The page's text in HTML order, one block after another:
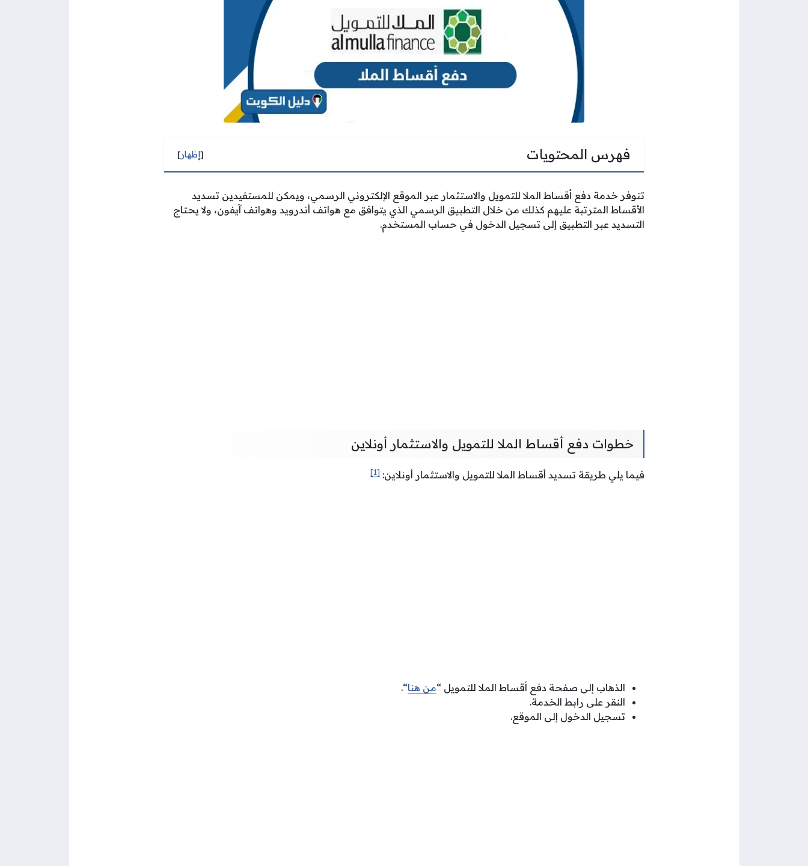
فهرس المحتويات [إظهار]
تتوفر خدمة دفع أقساط الملا للتمويل والاستثمار عبر الموقع الإلكتروني الرسمي، ويمكن للمستفيدين تسديد
الأقساط المترتبة عليهم كذلك من خلال التطبيق الرسمي الذي يتوافق مع هواتف أندرويد وهواتف آيفون، ولا يحتاج
التسديد عبر التطبيق إلى تسجيل الدخول في حساب المستخدم.
خطوات دفع أقساط الملا للتمويل والاستثمار أونلاين
فيما يلي طريقة تسديد أقساط الملا للتمويل والاستثمار أونلاين: [1]
الذهاب إلى صفحة دفع أقساط الملا للتمويل “من هنا“.
النقر على رابط الخدمة.
تسجيل الدخول إلى الموقع.